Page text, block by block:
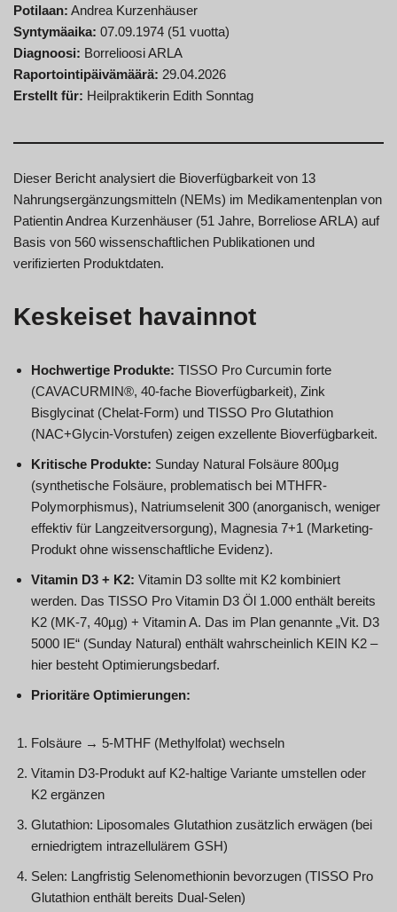
Potilaan: Andrea Kurzenhäuser
Syntymäaika: 07.09.1974 (51 vuotta)
Diagnoosi: Borrelioosi ARLA
Raportointipäivämäärä: 29.04.2026
Erstellt für: Heilpraktikerin Edith Sonntag
Dieser Bericht analysiert die Bioverfügbarkeit von 13
Nahrungsergänzungsmitteln (NEMs) im Medikamentenplan von
Patientin Andrea Kurzenhäuser (51 Jahre, Borreliose ARLA) auf
Basis von 560 wissenschaftlichen Publikationen und
verifizierten Produktdaten.
Keskeiset havainnot
Hochwertige Produkte: TISSO Pro Curcumin forte
(CAVACURMIN®, 40-fache Bioverfügbarkeit), Zink
Bisglycinat (Chelat-Form) und TISSO Pro Glutathion
(NAC+Glycin-Vorstufen) zeigen exzellente Bioverfügbarkeit.
Kritische Produkte: Sunday Natural Folsäure 800µg
(synthetische Folsäure, problematisch bei MTHFR-
Polymorphismus), Natriumselenit 300 (anorganisch, weniger
effektiv für Langzeitversorgung), Magnesia 7+1 (Marketing-
Produkt ohne wissenschaftliche Evidenz).
Vitamin D3 + K2: Vitamin D3 sollte mit K2 kombiniert
werden. Das TISSO Pro Vitamin D3 Öl 1.000 enthält bereits
K2 (MK-7, 40µg) + Vitamin A. Das im Plan genannte „Vit. D3
5000 IE“ (Sunday Natural) enthält wahrscheinlich KEIN K2 –
hier besteht Optimierungsbedarf.
Prioritäre Optimierungen:
Folsäure → 5-MTHF (Methylfolat) wechseln
Vitamin D3-Produkt auf K2-haltige Variante umstellen oder
K2 ergänzen
Glutathion: Liposomales Glutathion zusätzlich erwägen (bei
erniedrigtem intrazellulärem GSH)
Selen: Langfristig Selenomethionin bevorzugen (TISSO Pro
Glutathion enthält bereits Dual-Selen)